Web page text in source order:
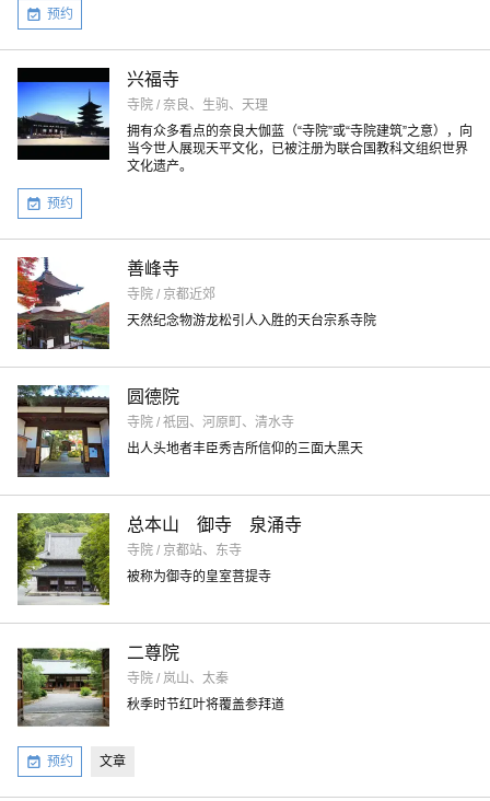
预约
兴福寺
寺院 / 奈良、生驹、天理
拥有众多看点的奈良大伽蓝（“寺院”或“寺院建筑”之意），向
当今世人展现天平文化，已被注册为联合国教科文组织世界
文化遗产。
预约
善峰寺
寺院 / 京都近郊
天然纪念物游龙松引人入胜的天台宗系寺院
圆德院
寺院 / 祇园、河原町、清水寺
出人头地者丰臣秀吉所信仰的三面大黑天
总本山 御寺 泉涌寺
寺院 / 京都站、东寺
被称为御寺的皇室菩提寺
二尊院
寺院 / 岚山、太秦
秋季时节红叶将覆盖参拜道
预约 文章